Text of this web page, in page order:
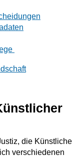
die Künstliche
verschiedenen